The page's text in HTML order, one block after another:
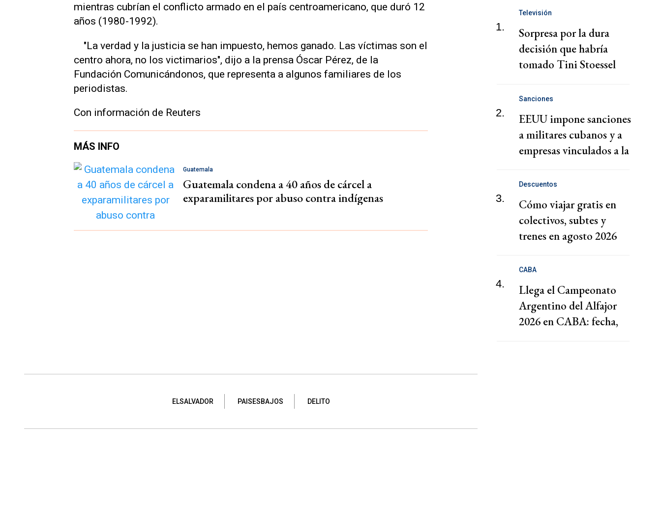
mientras cubrían el conflicto armado en el país centroamericano, que duró 12
años (1980-1992).
"La verdad y la justicia se han impuesto, hemos ganado. Las víctimas son el
centro ahora, no los victimarios", dijo a la prensa Óscar Pérez, de la
Fundación Comunicándonos, que representa a algunos familiares de los
periodistas.
Con información de Reuters
MÁS INFO
Guatemala
Guatemala condena a 40 años de cárcel a
exparamilitares por abuso contra indígenas
ELSALVADOR PAISESBAJOS DELITO
1.
Televisión
Sorpresa por la dura
decisión que habría
tomado Tini Stoessel
Paul
2.
Sanciones
EEUU impone sanciones
a militares cubanos y a
empresas vinculados a la
3.
Descuentos
Cómo viajar gratis en
colectivos, subtes y
trenes en agosto 2026
4.
CABA
Llega el Campeonato
Argentino del Alfajor
2026 en CABA: fecha,